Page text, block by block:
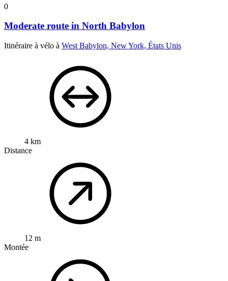
0
Moderate route in North Babylon
Itinéraire à vélo à West Babylon, New York, États Unis
4 km
Distance
12 m
Montée